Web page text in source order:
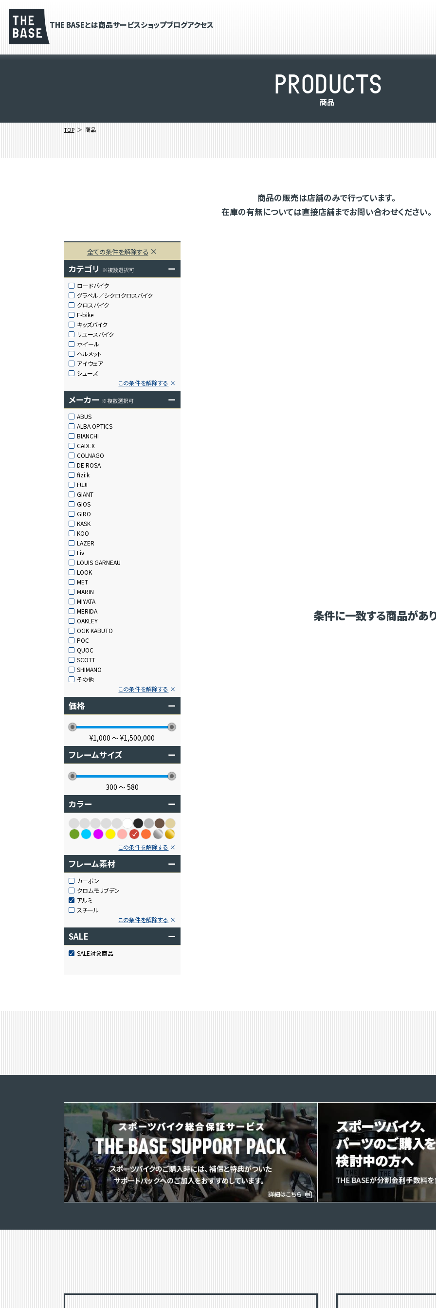
THE BASEとは商品サービスショップブログアクセス
PRODUCTS
商品
TOP 商品
商品の販売は店舗のみで行っています。
在庫の有無については直接店舗までお問い合わせください。
全ての条件を解除する
カテゴリ ※複数選択可 ー
ロードバイク
グラベル／シクロクロスバイク
クロスバイク
E-bike
キッズバイク
リユースバイク
ホイール
ヘルメット
アイウェア
シューズ
この条件を解除する
メーカー ※複数選択可 ー
ABUS
ALBA OPTICS
BIANCHI
CADEX
COLNAGO
DE ROSA
fizi:k
FUJI
GIANT
GIOS
GIRO
KASK
KOO
LAZER
Liv
LOUIS GARNEAU
LOOK
MET
MARIN
MIYATA
MERIDA
OAKLEY
OGK KABUTO
POC
QUOC
SCOTT
SHIMANO
その他
この条件を解除する
価格 ー
¥1,000 〜¥1,500,000
フレームサイズ ー
300 〜580
カラー ー
この条件を解除する
フレーム素材 ー
カーボン
クロムモリブデン
アルミ
スチール
この条件を解除する
SALE ー
SALE対象商品
条件に一致する商品があ